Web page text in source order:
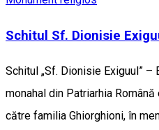
Schitul Sf. Dionisie
Schitul „Sf. Dionisie Exiguul”
monahal din Patriarhia
către familia Ghiorghioni, în